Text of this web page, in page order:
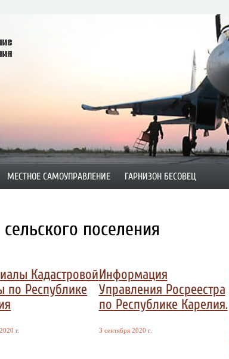
МЕСТНОЕ САМОУПРАВЛЕНИЕ ГАРНИЗОН БЕСОВЕЦ
поселения
Кадастровой
по Республике
г.
Информация
Управления Росреестра
по Республике Карелия.
3 сентября 2020 г.